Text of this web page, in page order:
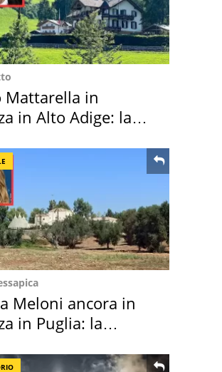
Mattarella in
in Alto Adige: la
Meloni ancora in
in Puglia: la